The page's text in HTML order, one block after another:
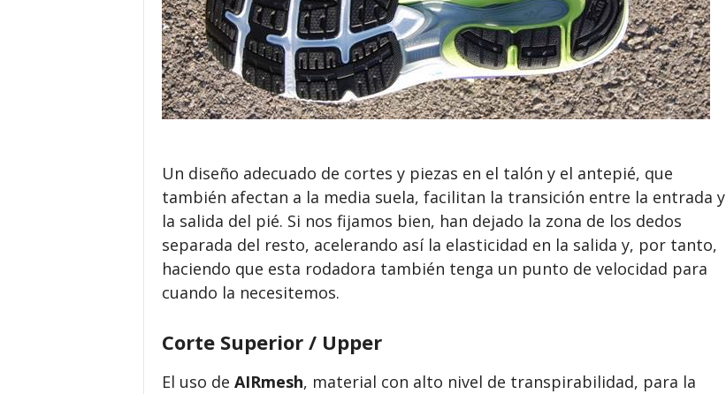
Un diseño adecuado de cortes y piezas en el talón y el antepié, que
también afectan a la media suela, facilitan la transición entre la entrada y
la salida del pié. Si nos fijamos bien, han dejado la zona de los dedos
separada del resto, acelerando así la elasticidad en la salida y, por tanto,
haciendo que esta rodadora también tenga un punto de velocidad para
cuando la necesitemos.
Corte Superior / Upper
El uso de AIRmesh, material con alto nivel de transpirabilidad, para la